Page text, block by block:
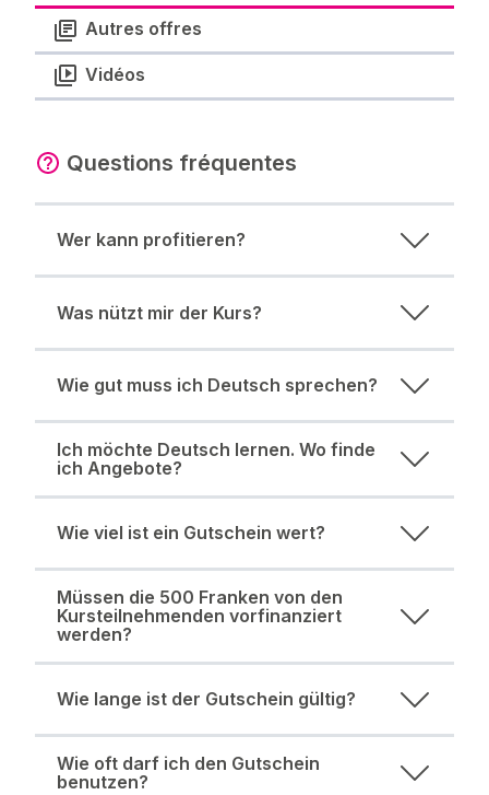
Autres offres
Vidéos
Questions fréquentes
Wer kann profitieren?
Was nützt mir der Kurs?
Wie gut muss ich Deutsch sprechen?
Ich möchte Deutsch lernen. Wo finde
ich Angebote?
Wie viel ist ein Gutschein wert?
Müssen die 500 Franken von den
Kursteilnehmenden vorfinanziert
werden?
Wie lange ist der Gutschein gültig?
Wie oft darf ich den Gutschein
benutzen?